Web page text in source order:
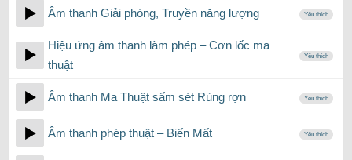
Âm thanh Giải phóng, Truyền năng lượng Yêu thích
Hiệu ứng âm thanh làm phép – Cơn lốc ma
thuật
Yêu thích
Âm thanh Ma Thuật sấm sét Rùng rợn Yêu thích
Âm thanh phép thuật – Biến Mất Yêu thích